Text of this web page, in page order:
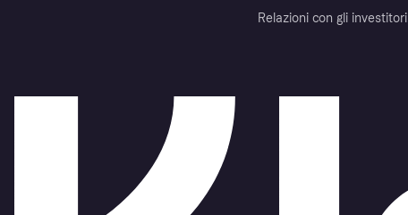
Relazioni con gli investitori